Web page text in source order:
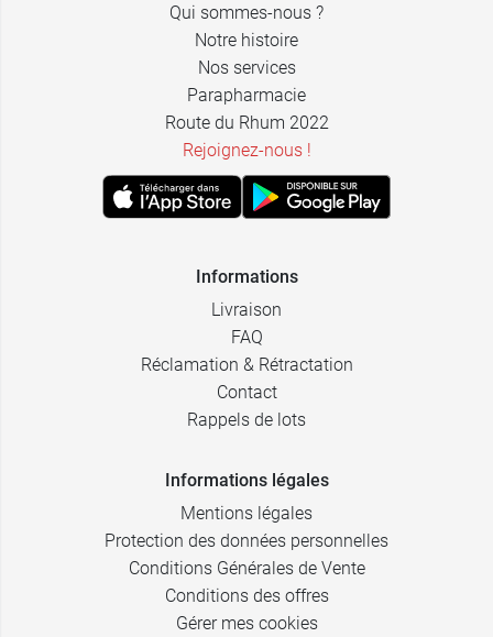
Qui sommes-nous ?
Notre histoire
Nos services
Parapharmacie
Route du Rhum 2022
Rejoignez-nous !
Informations
Livraison
FAQ
Réclamation & Rétractation
Contact
Rappels de lots
Informations légales
Mentions légales
Protection des données personnelles
Conditions Générales de Vente
Conditions des offres
Gérer mes cookies